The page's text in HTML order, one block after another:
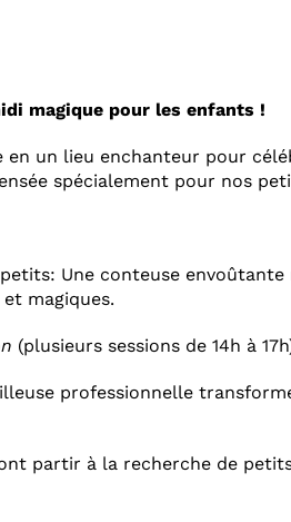
magique pour les enfants !
un lieu enchanteur pour
spécialement pour nos
Une conteuse
magiques.
(plusieurs sessions de 14h à
professionnelle
partir à la recherche de